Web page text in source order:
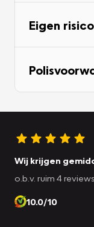
Eigen
Wij krijgen
o.b.v. ruim 4 reviews
10.0/10